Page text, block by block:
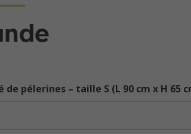
de pélerines – taille S (L 90 cm x H 65